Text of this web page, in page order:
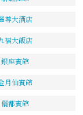
尊大酒店
福大飯店
銀座賓館
月仙賓館
儷都賓館